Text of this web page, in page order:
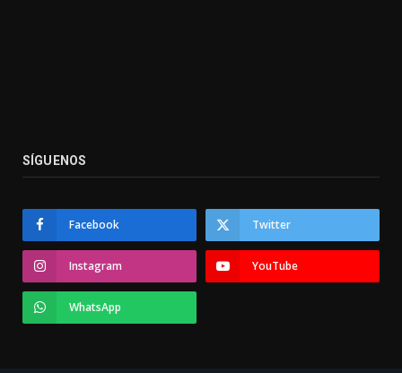
SÍGUENOS
Facebook Twitter
Instagram YouTube
WhatsApp